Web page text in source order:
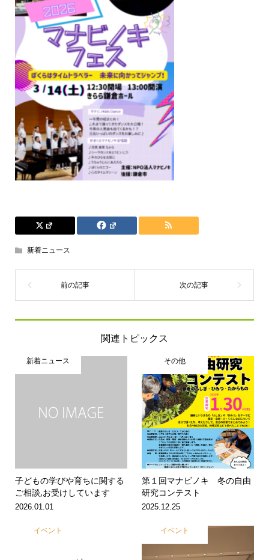
新着ニュース
関連トピックス
新着ニュース
子どもの学びや育ちに関する
ご相談,お受けしています
2026.01.01
その他
第１回マナビノキ 冬の自由
研究コンテスト
2025.12.25
イベント イベント